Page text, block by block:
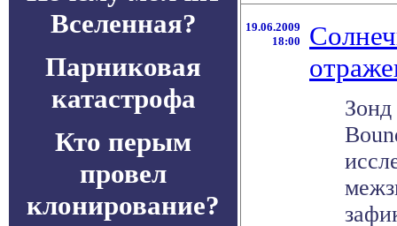
Вселенная?
Парниковая
катастрофа
Кто перым
провел
клонирование?
19.06.2009
18:00